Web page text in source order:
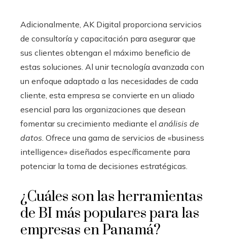
Adicionalmente, AK Digital proporciona servicios
de consultoría y capacitación para asegurar que
sus clientes obtengan el máximo beneficio de
estas soluciones. Al unir tecnología avanzada con
un enfoque adaptado a las necesidades de cada
cliente, esta empresa se convierte en un aliado
esencial para las organizaciones que desean
fomentar su crecimiento mediante el análisis de
datos . Ofrece una gama de servicios de «business
intelligence» diseñados específicamente para
potenciar la toma de decisiones estratégicas.
¿Cuáles son las herramientas
de BI más populares para las
empresas en Panamá?